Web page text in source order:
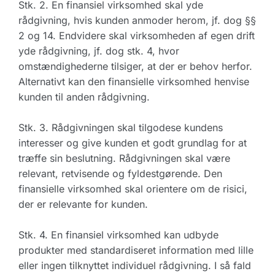
Stk. 2. En finansiel virksomhed skal yde
rådgivning, hvis kunden anmoder herom, jf. dog §§
2 og 14. Endvidere skal virksomheden af egen drift
yde rådgivning, jf. dog stk. 4, hvor
omstændighederne tilsiger, at der er behov herfor.
Alternativt kan den finansielle virksomhed henvise
kunden til anden rådgivning.
Stk. 3. Rådgivningen skal tilgodese kundens
interesser og give kunden et godt grundlag for at
træffe sin beslutning. Rådgivningen skal være
relevant, retvisende og fyldestgørende. Den
finansielle virksomhed skal orientere om de risici,
der er relevante for kunden.
Stk. 4. En finansiel virksomhed kan udbyde
produkter med standardiseret information med lille
eller ingen tilknyttet individuel rådgivning. I så fald